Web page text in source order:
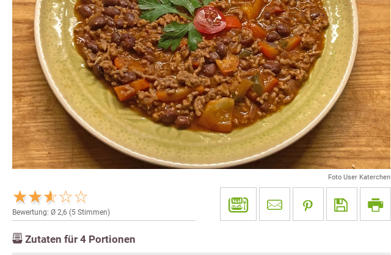
Foto User Katerchen
Bewertung: Ø 2,6 (5 Stimmen)
Zutaten für 4 Portionen